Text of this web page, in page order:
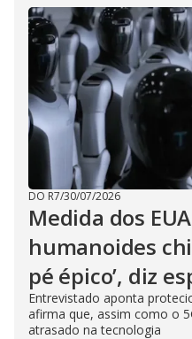
DO R7/30/07/2026
Medida dos
humanoides
pé épico’, diz
Entrevistado aponta
afirma que, assim como o
atrasado na tecnologia